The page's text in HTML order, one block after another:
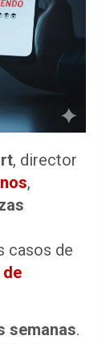
, director
,
casos de
semanas.